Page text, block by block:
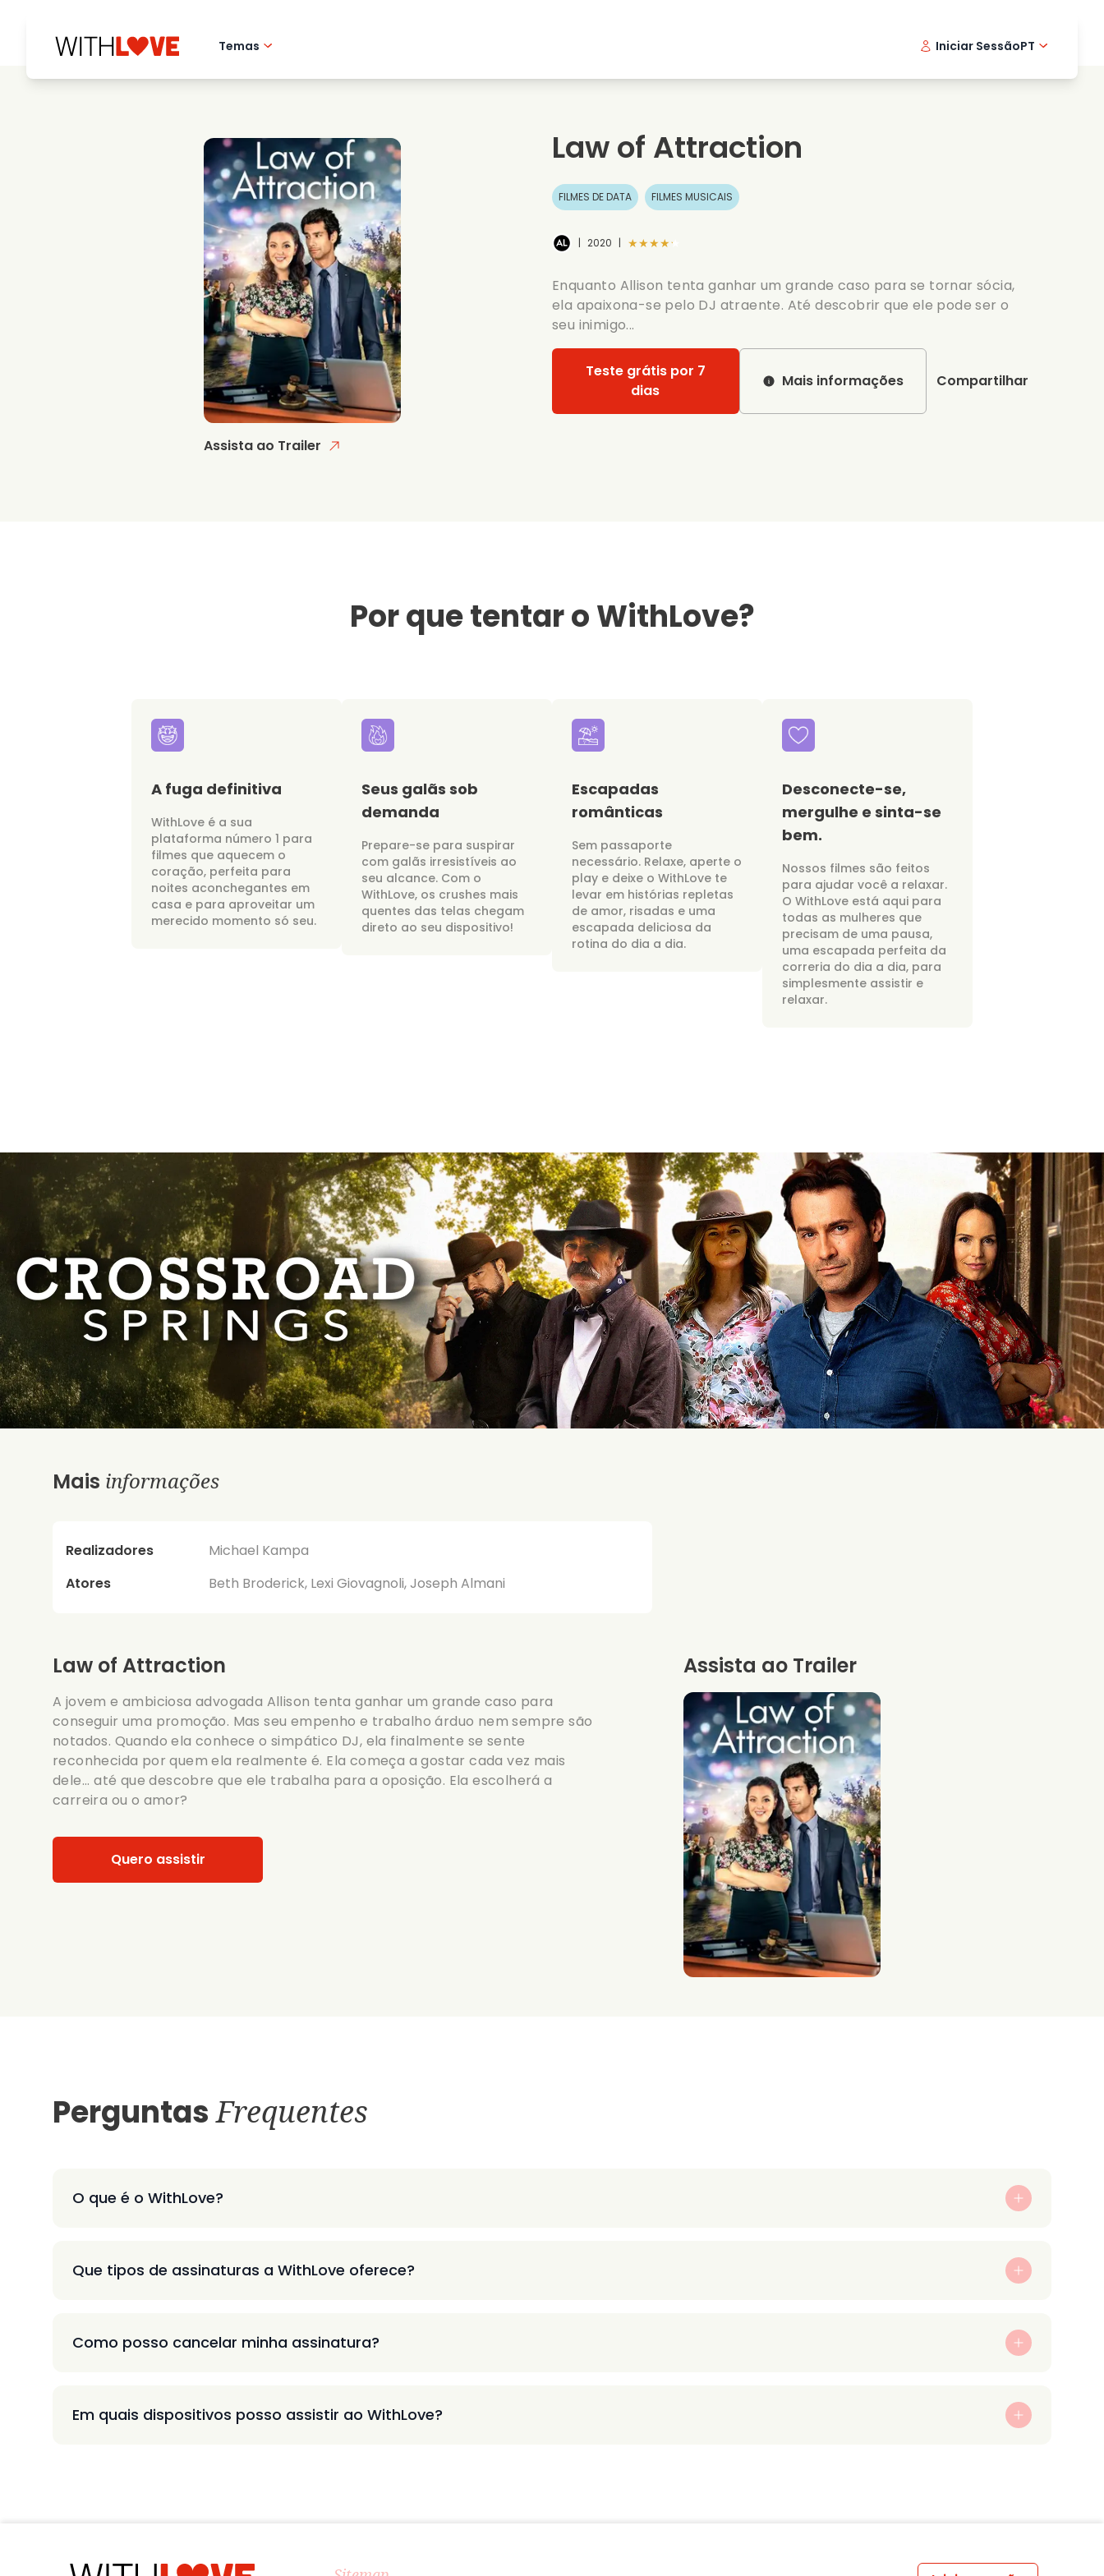
Temas
Misterios
Filmes de data
Series romanticas
Iniciar SessãoPT
Assista ao Trailer
Law of Attraction
FILMES DE DATA FILMES MUSICAIS
| 2020 | ★★★★★
Enquanto Allison tenta ganhar um grande caso para se tornar sócia,
ela apaixona-se pelo DJ atraente. Até descobrir que ele pode ser o
seu inimigo...
Teste grátis por 7
dias
Mais informações Compartilhar
Por que tentar o WithLove?
A fuga definitiva
WithLove é a sua
plataforma número 1 para
filmes que aquecem o
coração, perfeita para
noites aconchegantes em
casa e para aproveitar um
merecido momento só seu.
Seus galãs sob
demanda
Prepare-se para suspirar
com galãs irresistíveis ao
seu alcance. Com o
WithLove, os crushes mais
quentes das telas chegam
direto ao seu dispositivo!
Escapadas
românticas
Sem passaporte
necessário. Relaxe, aperte o
play e deixe o WithLove te
levar em histórias repletas
de amor, risadas e uma
escapada deliciosa da
rotina do dia a dia.
Desconecte-se,
mergulhe e sinta-se
bem.
Nossos filmes são feitos
para ajudar você a relaxar.
O WithLove está aqui para
todas as mulheres que
precisam de uma pausa,
uma escapada perfeita da
correria do dia a dia, para
simplesmente assistir e
relaxar.
Mais informações
Realizadores
Michael Kampa
Atores
Beth Broderick, Lexi Giovagnoli, Joseph Almani
Law of Attraction
A jovem e ambiciosa advogada Allison tenta ganhar um grande caso para
conseguir uma promoção. Mas seu empenho e trabalho árduo nem sempre são
notados. Quando ela conhece o simpático DJ, ela finalmente se sente
reconhecida por quem ela realmente é. Ela começa a gostar cada vez mais
dele... até que descobre que ele trabalha para a oposição. Ela escolherá a
carreira ou o amor?
Quero assistir
Assista ao Trailer
PerguntasFrequentes
O que é o WithLove?
Que tipos de assinaturas a WithLove oferece?
Como posso cancelar minha assinatura?
Em quais dispositivos posso assistir ao WithLove?